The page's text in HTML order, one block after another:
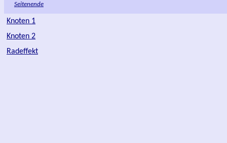
Seitenende
Knoten 1
Knoten 2
Radeffekt